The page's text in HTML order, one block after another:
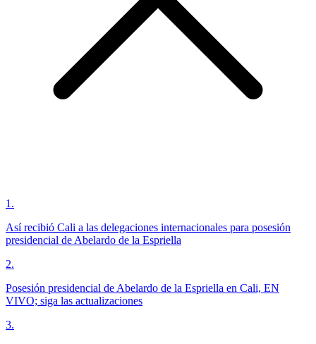
1 .
Así recibió Cali a las delegaciones internacionales para posesión
presidencial de Abelardo de la Espriella
2.
Posesión presidencial de Abelardo de la Espriella en Cali, EN
VIVO; siga las actualizaciones
3.